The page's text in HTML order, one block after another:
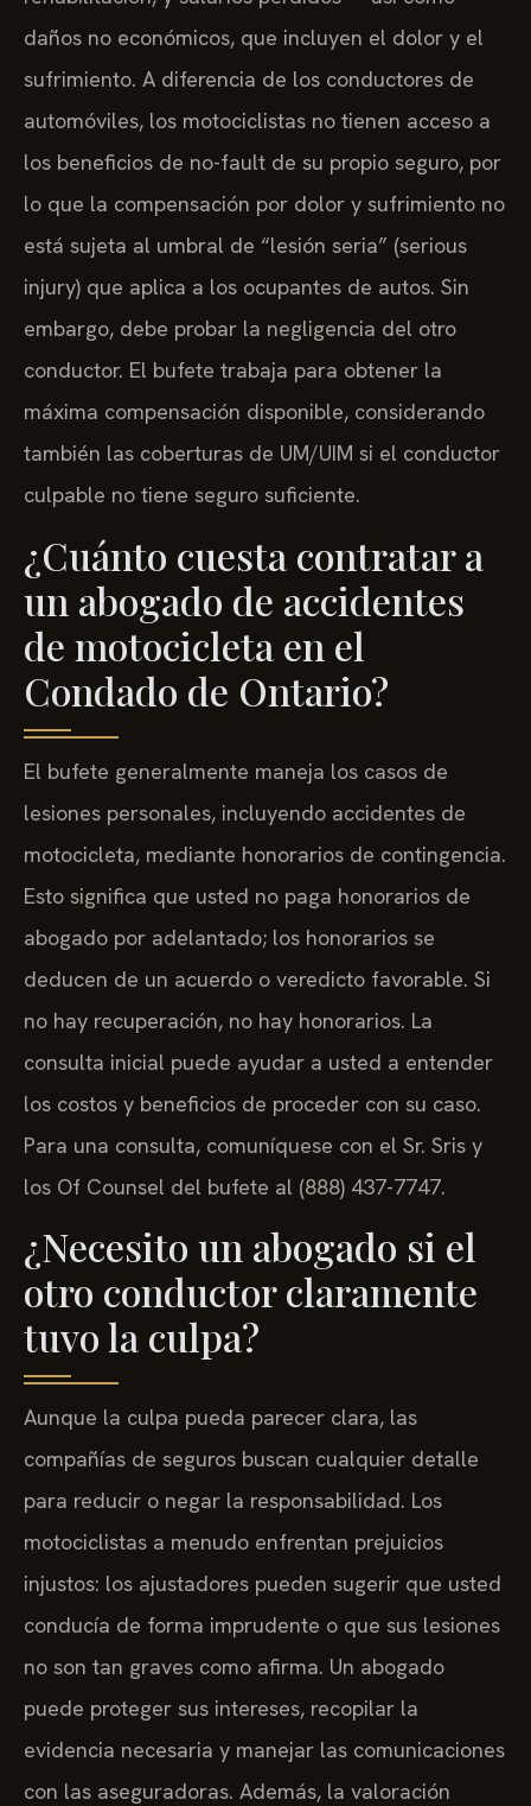
daños no económicos, que incluyen el dolor y el
sufrimiento. A diferencia de los conductores de
automóviles, los motociclistas no tienen acceso a
los beneficios de no-fault de su propio seguro, por
lo que la compensación por dolor y sufrimiento no
está sujeta al umbral de “lesión seria” (serious
injury) que aplica a los ocupantes de autos. Sin
embargo, debe probar la negligencia del otro
conductor. El bufete trabaja para obtener la
máxima compensación disponible, considerando
también las coberturas de UM/UIM si el conductor
culpable no tiene seguro suficiente.
¿Cuánto cuesta contratar a
un abogado de accidentes
de motocicleta en el
Condado de Ontario?
El bufete generalmente maneja los casos de
lesiones personales, incluyendo accidentes de
motocicleta, mediante honorarios de contingencia.
Esto significa que usted no paga honorarios de
abogado por adelantado; los honorarios se
deducen de un acuerdo o veredicto favorable. Si
no hay recuperación, no hay honorarios. La
consulta inicial puede ayudar a usted a entender
los costos y beneficios de proceder con su caso.
Para una consulta, comuníquese con el Sr. Sris y
los Of Counsel del bufete al (888) 437-7747.
¿Necesito un abogado si el
otro conductor claramente
tuvo la culpa?
Aunque la culpa pueda parecer clara, las
compañías de seguros buscan cualquier detalle
para reducir o negar la responsabilidad. Los
motociclistas a menudo enfrentan prejuicios
injustos: los ajustadores pueden sugerir que usted
conducía de forma imprudente o que sus lesiones
no son tan graves como afirma. Un abogado
puede proteger sus intereses, recopilar la
evidencia necesaria y manejar las comunicaciones
con las aseguradoras. Además, la valoración